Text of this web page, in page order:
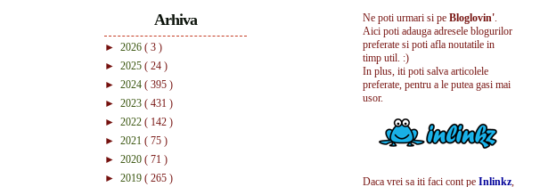
Ne poti urmari si pe Bloglovin'.
Aici poti adauga adresele blogurilor
preferate si poti afla noutatile in
timp util. :)
In plus, iti poti salva articolele
preferate, pentru a le putea gasi mai
usor.
Daca vrei sa iti faci cont pe Inlinkz,
Arhiva
► 2026 ( 3 )
► 2025 ( 24 )
► 2024 ( 395 )
► 2023 ( 431 )
► 2022 ( 142 )
► 2021 ( 75 )
► 2020 ( 71 )
► 2019 ( 265 )